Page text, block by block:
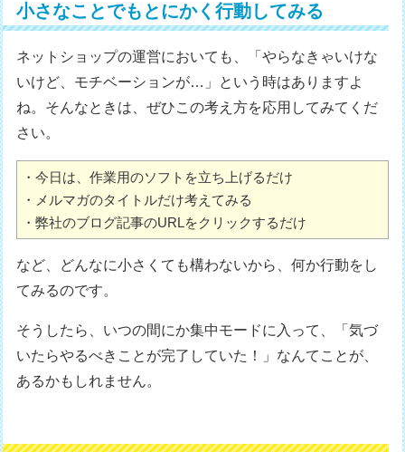
小さなことでもとにかく行動してみる
ネットショップの運営においても、「やらなきゃいけな
いけど、モチベーションが…」という時はありますよ
ね。そんなときは、ぜひこの考え方を応用してみてくだ
さい。
・今日は、作業用のソフトを立ち上げるだけ
・メルマガのタイトルだけ考えてみる
・弊社のブログ記事のURLをクリックするだけ
など、どんなに小さくても構わないから、何か行動をし
てみるのです。
そうしたら、いつの間にか集中モードに入って、「気づ
いたらやるべきことが完了していた！」なんてことが、
あるかもしれません。